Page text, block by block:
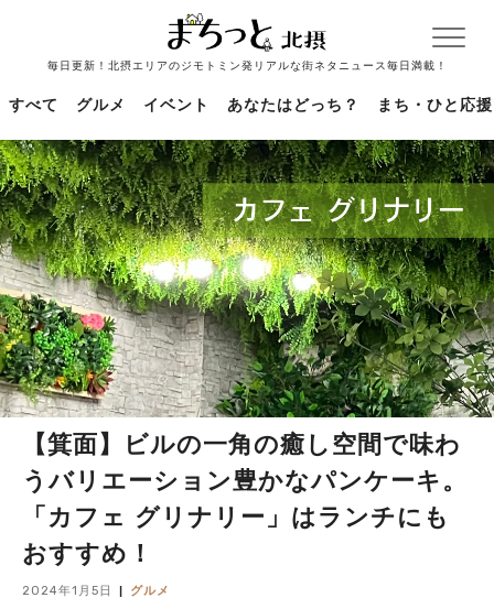
毎日更新！北摂エリアのジモトミン発リアルな街ネタニュース毎日満載！
すべて グルメ イベント あなたはどっち？ まち・ひと応援
【箕面】ビルの一角の癒し空間で味わ
うバリエーション豊かなパンケーキ。
「カフェ グリナリー」はランチにも
おすすめ！
2024年1月5日 グルメ